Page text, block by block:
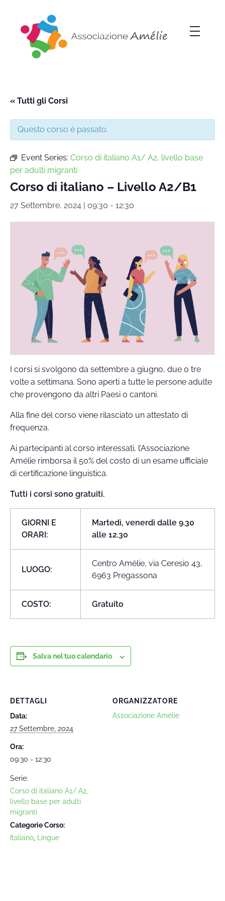
« Tutti gli Corsi
Questo corso è passato.
Event Series: Corso di italiano A1/ A2, livello base
per adulti migranti
Corso di italiano – Livello A2/B1
27 Settembre, 2024 | 09:30 - 12:30
I corsi si svolgono da settembre a giugno, due o tre
volte a settimana. Sono aperti a tutte le persone adulte
che provengono da altri Paesi o cantoni.
Alla fine del corso viene rilasciato un attestato di
frequenza.
Ai partecipanti al corso interessati, l’Associazione
Amélie rimborsa il 50% del costo di un esame ufficiale
di certificazione linguistica.
Tutti i corsi sono gratuiti.
GIORNI E
ORARI:
Martedì, venerdì dalle 9.30
alle 12.30
LUOGO:
Centro Amélie, via Ceresio 43,
6963 Pregassona
COSTO: Gratuito
Salva nel tuo calendario
DETTAGLI
Data:
27 Settembre, 2024
Ora:
09:30 - 12:30
Serie:
Corso di italiano A1/ A2,
livello base per adulti
migranti
Categorie Corso:
Italiano
Lingue
ORGANIZZATORE
Associazione Amélie